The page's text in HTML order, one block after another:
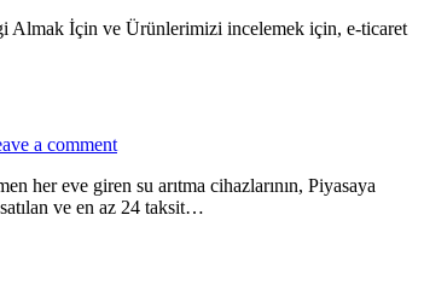
İçin ve Ürünlerimizi incelemek için, e-ticaret
a comment
her eve giren su arıtma cihazlarının, Piyasaya
ve en az 24 taksit…